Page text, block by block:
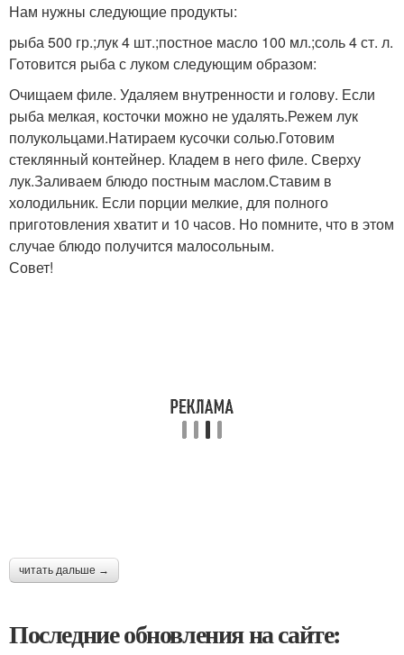
Нам нужны следующие продукты:
рыба 500 гр.;лук 4 шт.;постное масло 100 мл.;соль 4 ст. л.
Готовится рыба с луком следующим образом:
Очищаем филе. Удаляем внутренности и голову. Если
рыба мелкая, косточки можно не удалять.Режем лук
полукольцами.Натираем кусочки солью.Готовим
стеклянный контейнер. Кладем в него филе. Сверху
лук.Заливаем блюдо постным маслом.Ставим в
холодильник. Если порции мелкие, для полного
приготовления хватит и 10 часов. Но помните, что в этом
случае блюдо получится малосольным.
Совет!
читать дальше →
Последние обновления на сайте: